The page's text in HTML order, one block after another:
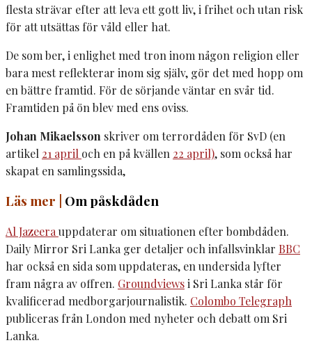
flesta strävar efter att leva ett gott liv, i frihet och utan risk
för att utsättas för våld eller hat.
De som ber, i enlighet med tron inom någon religion eller
bara mest reflekterar inom sig själv, gör det med hopp om
en bättre framtid. För de sörjande väntar en svår tid.
Framtiden på ön blev med ens oviss.
Johan Mikaelsson skriver om terrordåden för SvD (en
artikel 21 april och en på kvällen 22 april), som också har
skapat en samlingssida,
Läs mer | Om påskdåden
Al Jazeera uppdaterar om situationen efter bombdåden.
Daily Mirror Sri Lanka ger detaljer och infallsvinklar BBC
har också en sida som uppdateras, en undersida lyfter
fram några av offren. Groundviewsi Sri Lanka står för
kvalificerad medborgarjournalistik. Colombo Telegraph
publiceras från London med nyheter och debatt om Sri
Lanka.